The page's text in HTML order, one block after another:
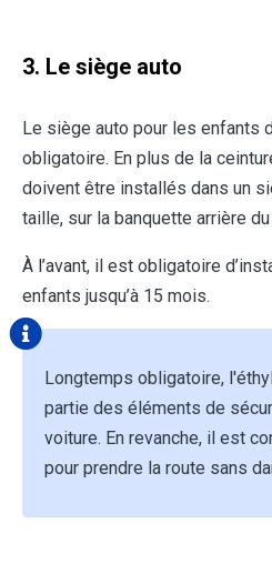
3. Le siège auto
Le siège auto pour les enfants
obligatoire. En plus de la
doivent être installés dans un
taille, sur la banquette arrière
À l’avant, il est obligatoire
enfants jusqu’à 15 mois.
Longtemps obligatoire,
partie des éléments de
voiture. En revanche, il est
pour prendre la route sans